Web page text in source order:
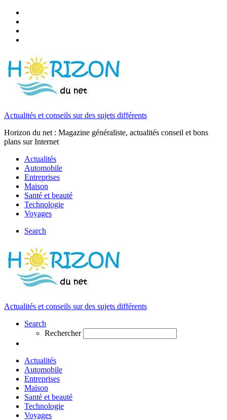
Actualités et conseils sur des sujets différents
Horizon du net : Magazine généraliste, actualités conseil et bons
plans sur Internet
Actualités
Automobile
Entreprises
Maison
Santé et beauté
Technologie
Voyages
Search
Actualités et conseils sur des sujets différents
Search
Rechercher
Actualités
Automobile
Entreprises
Maison
Santé et beauté
Technologie
Voyages